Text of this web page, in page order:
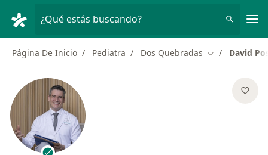
¿Qué estás buscando?
Página De Inicio Pediatra Dos Quebradas Cambiar de
David